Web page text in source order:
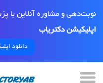
نوبت‌دهی و مشاوره آنلاین
اپلیکیشن دکتریاب
دانلود